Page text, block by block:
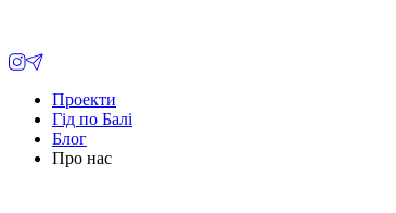
Проекти
Гід по Балі
Блог
Про нас